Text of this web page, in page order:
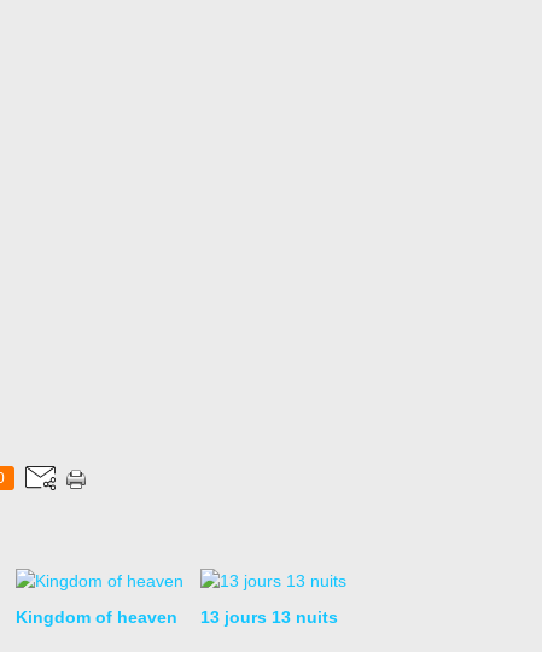
Kingdom of heaven 13 jours 13 nuits